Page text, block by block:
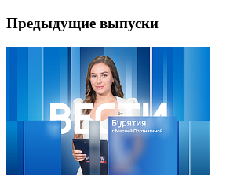
Предыдущие выпуски